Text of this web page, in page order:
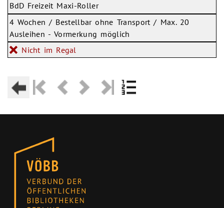
BdD Freizeit Maxi-Roller
4 Wochen / Bestellbar ohne Transport / Max. 20
Ausleihen - Vormerkung möglich
Nicht im Regal